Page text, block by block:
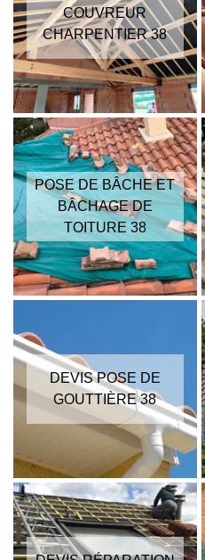
COUVREUR
CHARPENTIER 38
POSE DE BÂCHE ET
BÂCHAGE DE
TOITURE 38
DEVIS POSE DE
GOUTTIÈRE 38